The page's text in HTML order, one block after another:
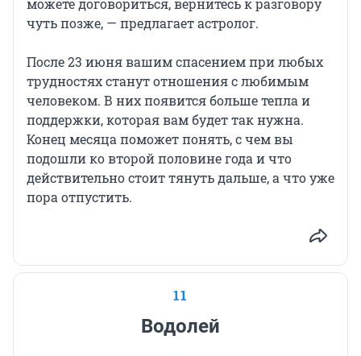
можете договориться, вернитесь к разговору
чуть позже, — предлагает астролог.
После 23 июня вашим спасением при любых
трудностях станут отношения с любимым
человеком. В них появится больше тепла и
поддержки, которая вам будет так нужна.
Конец месяца поможет понять, с чем вы
подошли ко второй половине года и что
действительно стоит тянуть дальше, а что уже
пора отпустить.
11
Водолей